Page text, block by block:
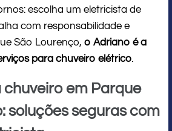
escolha um eletricista de
com responsabilidade e
São Lourenço, o Adriano é a
para chuveiro elétrico.
chuveiro em Parque
soluções seguras com